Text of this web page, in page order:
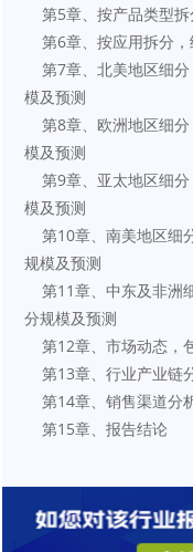
第5章、按产品类
第6章、按应用拆分
    第7章、北美地区细分，按国家、产品类型和应用拆分，细分规
模及预测
    第8章、欧洲地区细分，按国家、产品类型和应用拆分，细分规
模及预测
    第9章、亚太地区细分，按地区、产品类型和应用拆分，细分规
模及预测
    第10章、南美地区细分，按地区、产品类型和应用拆分，细分
规模及预测
    第11章、中东及非洲细分，按地区、产品类型和应用拆分，细
分规模及预测
第12章、市场动态
第13章、行业产业链
第14章、销售渠道分
    第15章、报告结论